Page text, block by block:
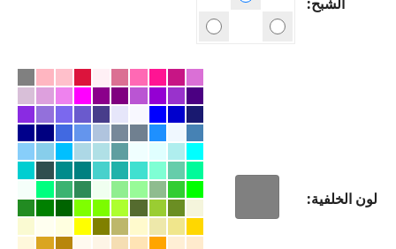
لون الخلفية